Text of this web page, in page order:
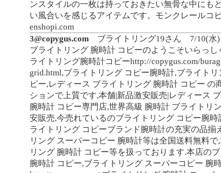
ンスタイルの一枚は持っておきたい無骨な中にも
い風合いを感じるアイテムです。モンクレールコ
enshopi.com
3@copygus.com
ブライトリング19さん
7/10(水)
ブライトリング 腕時計 コピーのようこそいらっし
ライトリング腕時計コピーhttp://copygus.com/
grid.html,ブライトリング コピー腕時計,ブライト
ピー,レディース ブライトリング 腕時計 コピー の
ションで上質です,本舗|新品激安販売|レディース
腕時計 コピー専門店,世界高級 腕時計 ブライトリ
安販売,今売れているのブライトリング コピー腕時
ライトリング コピーブランド腕時計の充実の品揃
リング スーパーコピー 腕時計等は全国送料無料で
リング 腕時計 コピー等を扱っております.本店の
腕時計 コピー,ブライトリング スーパーコピー 腕